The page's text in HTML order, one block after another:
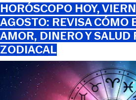
HORÓSCOPO HOY,
AGOSTO: REVISA CÓMO
AMOR, DINERO Y SALUD
ZODIACAL